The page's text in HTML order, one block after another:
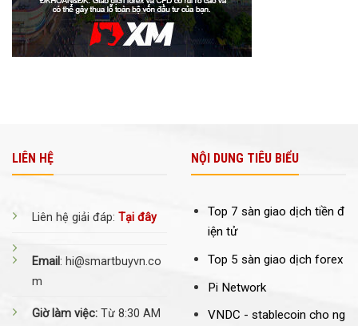
LIÊN HỆ
Liên hệ giải đáp: Tại đây
Email: hi@smartbuyvn.co
m
Giờ làm việc: Từ 8:30 AM
NỘI DUNG TIÊU BIỂU
Top 7 sàn giao dịch tiền đ
iện tử
Top 5 sàn giao dịch forex
Pi Network
VNDC - stablecoin cho ng